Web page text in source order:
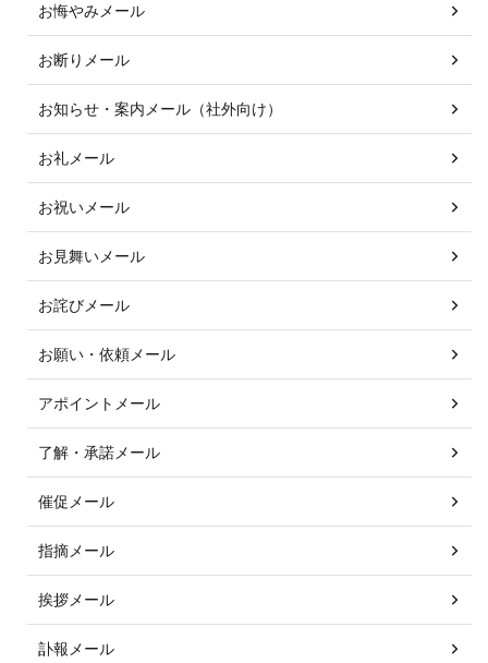
お悔やみメール
お断りメール
お知らせ・案内メール（社外向け）
お礼メール
お祝いメール
お見舞いメール
お詫びメール
お願い・依頼メール
アポイントメール
了解・承諾メール
催促メール
指摘メール
挨拶メール
訃報メール